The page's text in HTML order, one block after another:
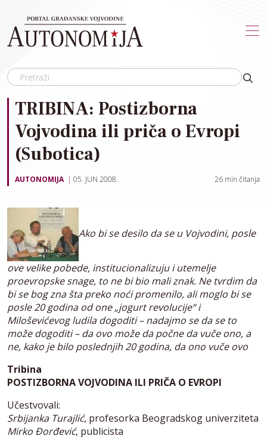
TRIBINA: Postizborna
Vojvodina ili priča o Evropi
(Subotica)
AUTONOMIJA 05. JUN 2008. 26 min čitanja
Ako bi se desilo da se u Vojvodini, posle
ove velike pobede, institucionalizuju i utemelje
proevropske snage, to ne bi bio mali znak. Ne tvrdim da
bi se bog zna šta preko noći promenilo, ali moglo bi se
posle 20 godina od one „jogurt revolucije“ i
Miloševićevog ludila dogoditi – nadajmo se da se to
može dogoditi – da ovo može da počne da vuče ono, a
ne, kako je bilo poslednjih 20 godina, da ono vuče ovo
Tribina
POSTIZBORNA VOJVODINA ILI PRIČA O EVROPI
Učestvovali:
Srbijanka Turajlić, profesorka Beogradskog univerziteta
Mirko Đorđević, publicista